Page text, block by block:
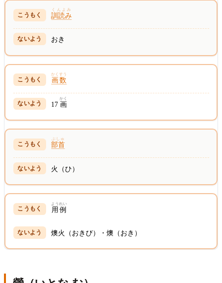
訓読み
くんよみ
おき
画数
かくすう
17画
かく
部首
ぶしゅ
火（ひ）
用例
ようれい
燠火（おきび）・燠（おき）